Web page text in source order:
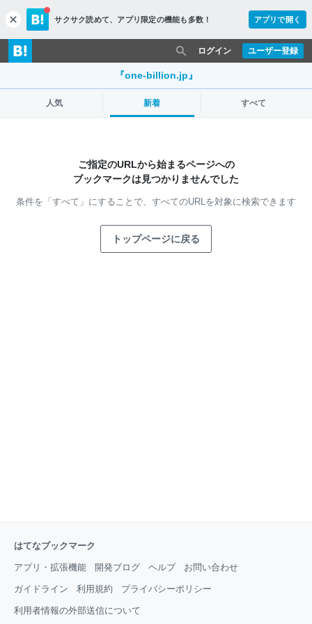
c
l
o
s
サクサク読めて、 アプリ限定の機能も多数！ アプリで開く
ユーザー登録
ログイン
『one-billion.jp』
人気 新着 すべて
ご指定のURLから始まるページへの
ブックマークは見つかりませんでした
条件を「すべて」にすることで、 すべてのURLを対象に検索できます
トップページに戻る
はてなブックマーク
アプリ・拡張機能 開発ブログ ヘルプ お問い合わせ
ガイドライン 利用規約 プライバシーポリシー
利用者情報の外部送信について